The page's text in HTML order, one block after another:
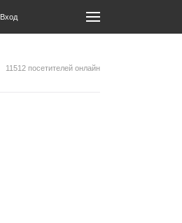
Вход
11512 посетителей онлайн